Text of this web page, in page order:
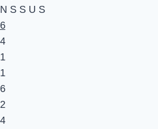
N S S U S
6
4
1
1
6
2
4